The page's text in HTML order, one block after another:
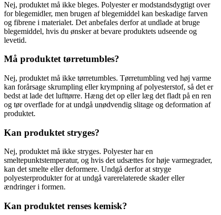
Nej, produktet må ikke bleges. Polyester er modstandsdygtigt over
for blegemidler, men brugen af blegemiddel kan beskadige farven
og fibrene i materialet. Det anbefales derfor at undlade at bruge
blegemiddel, hvis du ønsker at bevare produktets udseende og
levetid.
Må produktet tørretumbles?
Nej, produktet må ikke tørretumbles. Tørretumbling ved høj varme
kan forårsage skrumpling eller krympning af polyesterstof, så det er
bedst at lade det lufttørre. Hæng det op eller læg det fladt på en ren
og tør overflade for at undgå unødvendig slitage og deformation af
produktet.
Kan produktet stryges?
Nej, produktet må ikke stryges. Polyester har en
smeltepunktstemperatur, og hvis det udsættes for høje varmegrader,
kan det smelte eller deformere. Undgå derfor at stryge
polyesterprodukter for at undgå varerelaterede skader eller
ændringer i formen.
Kan produktet renses kemisk?